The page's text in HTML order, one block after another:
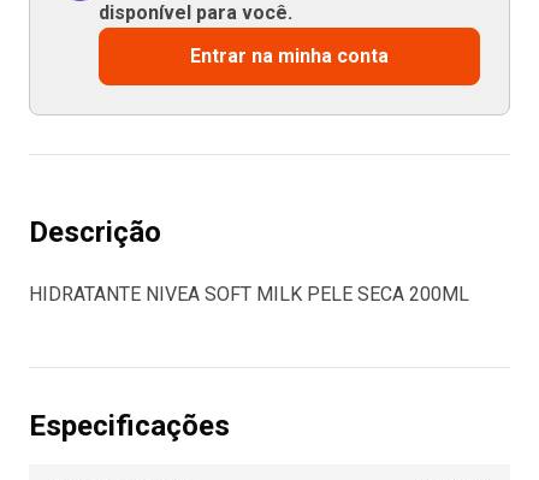
disponível para você.
Entrar na minha conta
Descrição
HIDRATANTE NIVEA SOFT MILK PELE SECA 200ML
Especificações